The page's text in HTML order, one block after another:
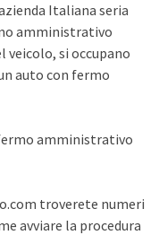
Italiana seria
amministrativo
veicolo, si occupano
auto con fermo
amministrativo
troverete numeri
avviare la procedura